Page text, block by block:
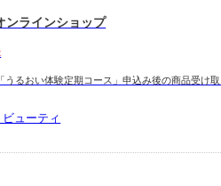
ンラインショップ
うるおい体験定期コース」申込み後の商品受け
ューティ